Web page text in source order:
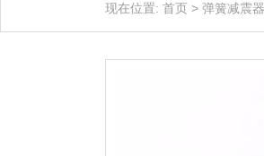
现在位置: 首页 > 弹簧减震器